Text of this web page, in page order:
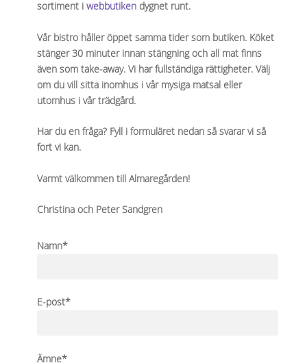
sortiment i webbutikendygnet runt.
Vår bistro håller öppet samma tider som butiken. Köket
stänger 30 minuter innan stängning och all mat finns
även som take-away. Vi har fullständiga rättigheter. Välj
om du vill sitta inomhus i vår mysiga matsal eller
utomhus i vår trädgård.
Har du en fråga? Fyll i formuläret nedan så svarar vi så
fort vi kan.
Varmt välkommen till Almaregården!
Christina och Peter Sandgren
Namn*
E-post*
Ämne*